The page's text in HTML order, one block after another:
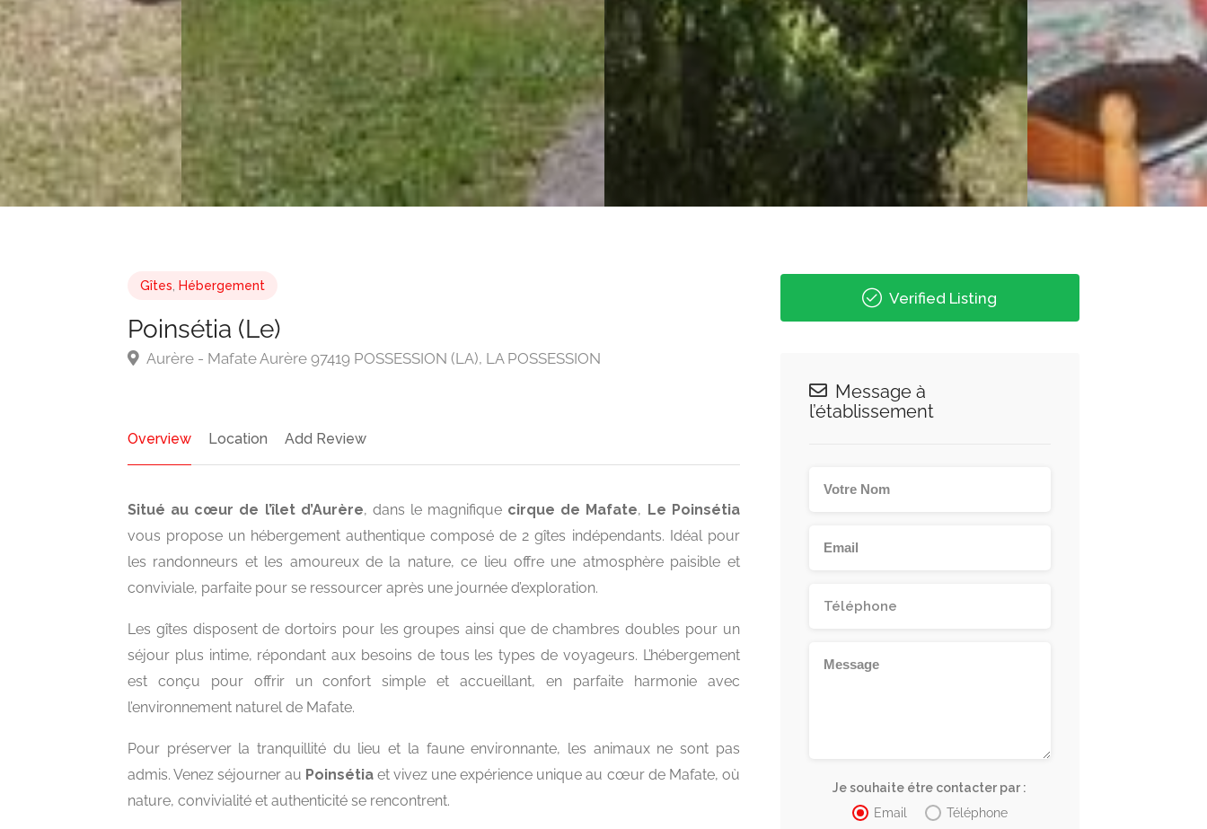
Gîtes Hébergement
Poinsétia (Le)
Aurère - Mafate Aurère 97419 POSSESSION (LA), LA POSSESSION
Overview Location Add Review
Situé au cœur de l’îlet d’Aurère, dans le magnifique cirque de Mafate, Le Poinsétia
vous propose un hébergement authentique composé de 2 gîtes indépendants. Idéal pour
les randonneurs et les amoureux de la nature, ce lieu offre une atmosphère paisible et
conviviale, parfaite pour se ressourcer après une journée d’exploration.
Les gîtes disposent de dortoirs pour les groupes ainsi que de chambres doubles pour un
séjour plus intime, répondant aux besoins de tous les types de voyageurs. L’hébergement
est conçu pour offrir un confort simple et accueillant, en parfaite harmonie avec
l’environnement naturel de Mafate.
Pour préserver la tranquillité du lieu et la faune environnante, les animaux ne sont pas
admis. Venez séjourner au Poinsétia et vivez une expérience unique au cœur de Mafate, où
nature, convivialité et authenticité se rencontrent.
Verified Listing
Message à
l’établissement
Je souhaite étre contacter par :
Email
Téléphone